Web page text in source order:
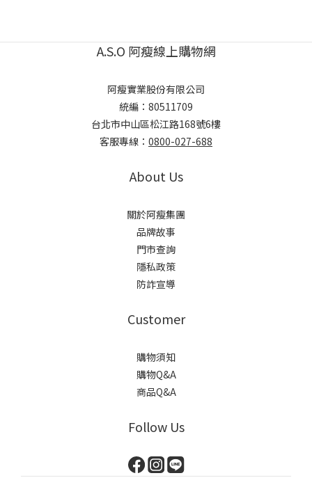
A.S.O 阿瘦線上購物網
阿瘦實業股份有限公司
統編：80511709
台北市中山區松江路168號6樓
客服專線： 0800-027-688
About Us
關於阿瘦集團
品牌故事
門市查詢
隱私政策
防詐宣導
Customer
購物須知
購物Q&A
商品Q&A
Follow Us